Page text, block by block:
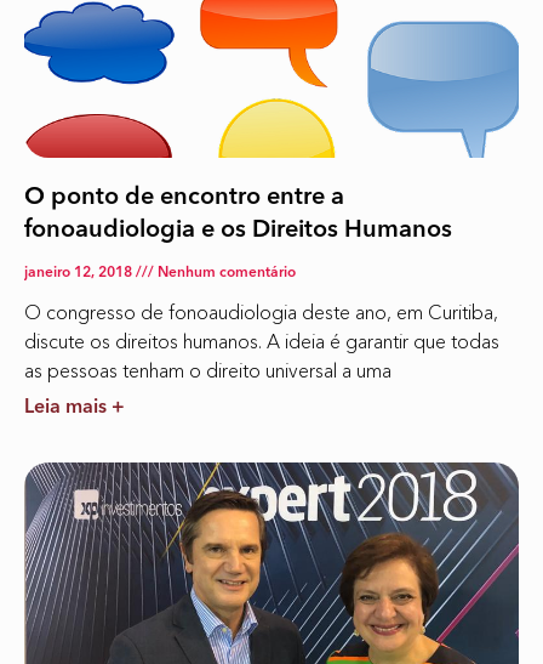
O ponto de encontro entre a
fonoaudiologia e os Direitos Humanos
janeiro 12, 2018 Nenhum comentário
O congresso de fonoaudiologia deste ano, em Curitiba,
discute os direitos humanos. A ideia é garantir que todas
as pessoas tenham o direito universal a uma
Leia mais +